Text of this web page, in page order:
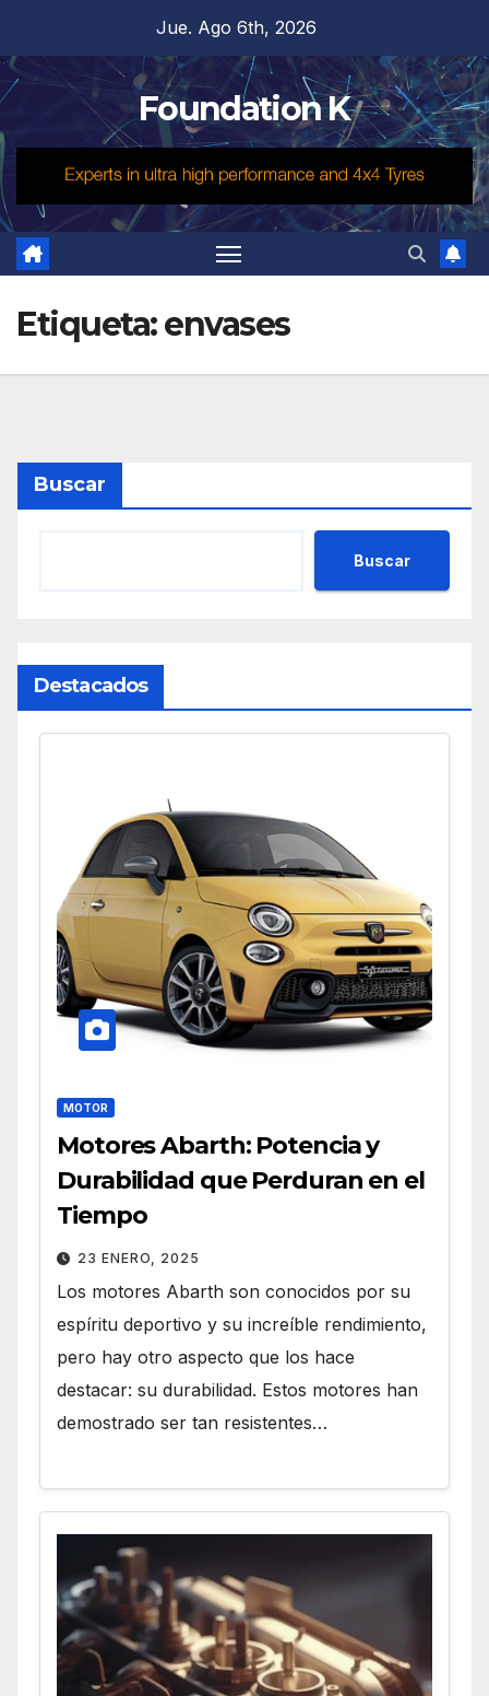
contenido
Jue. Ago 6th, 2026
Foundation K
Etiqueta:envases
Buscar
Buscar
Destacados
MOTOR
Motores Abarth: Potencia y
Durabilidad que Perduran en el
Tiempo
23 ENERO, 2025
Los motores Abarth son conocidos por su
espíritu deportivo y su increíble rendimiento,
pero hay otro aspecto que los hace
destacar: su durabilidad. Estos motores han
demostrado ser tan resistentes…